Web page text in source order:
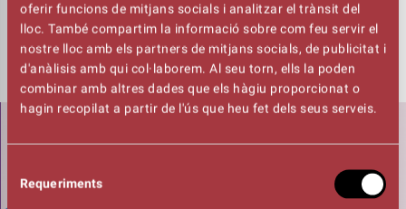
oferir funcions de mitjans socials i analitzar el trànsit del
lloc. També compartim la informació sobre com feu servir el
nostre lloc amb els partners de mitjans socials, de publicitat i
d'anàlisis amb qui col·laborem. Al seu torn, ells la poden
combinar amb altres dades que els hàgiu proporcionat o
hagin recopilat a partir de l'ús que heu fet dels seus serveis.
Requeriments
Les invitacions estaran disponiblesa partir de dissabte,
21 de maig, a les taquilles del Kursaal i per internet.